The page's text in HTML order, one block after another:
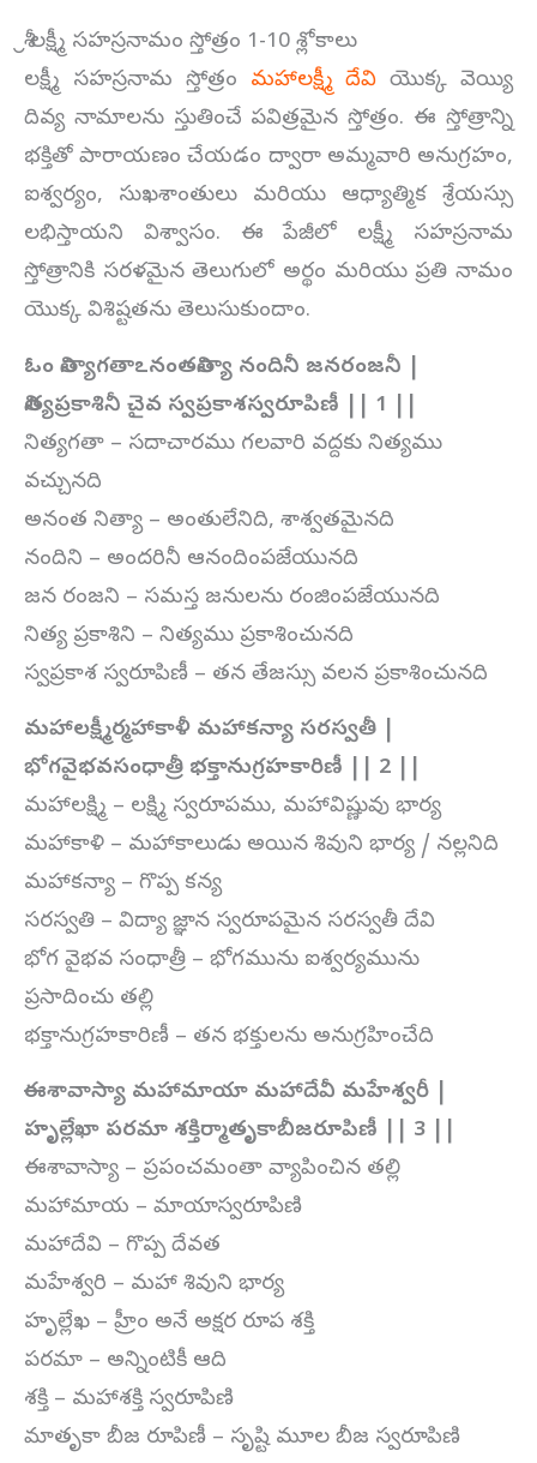
శ్రీ లక్ష్మీ సహస్రనామం స్తోత్రం 1-10 శ్లోకాలు
లక్ష్మీ సహస్రనామ స్తోత్రం మహాలక్ష్మీ దేవి యొక్క వెయ్యి
దివ్య నామాలను స్తుతించే పవిత్రమైన స్తోత్రం. ఈ స్తోత్రాన్ని
భక్తితో పారాయణం చేయడం ద్వారా అమ్మవారి అనుగ్రహం,
ఐశ్వర్యం, సుఖశాంతులు మరియు ఆధ్యాత్మిక శ్రేయస్సు
లభిస్తాయని విశ్వాసం. ఈ పేజీలో లక్ష్మీ సహస్రనామ
స్తోత్రానికి సరళమైన తెలుగులో అర్థం మరియు ప్రతి నామం
యొక్క విశిష్టతను తెలుసుకుందాం.
ఓం నిత్యాగతాఽనంతనిత్యా నందినీ జనరంజనీ |
నిత్యప్రకాశినీ చైవ స్వప్రకాశస్వరూపిణీ || 1 ||
నిత్యగతా – సదాచారము గలవారి వద్దకు నిత్యము
వచ్చునది
అనంత నిత్యా – అంతులేనిది, శాశ్వతమైనది
నందిని – అందరినీ ఆనందింపజేయునది
జన రంజని – సమస్త జనులను రంజింపజేయునది
నిత్య ప్రకాశిని – నిత్యము ప్రకాశించునది
స్వప్రకాశ స్వరూపిణీ – తన తేజస్సు వలన ప్రకాశించునది
మహాలక్ష్మీర్మహాకాళీ మహాకన్యా సరస్వతీ |
భోగవైభవసంధాత్రీ భక్తానుగ్రహకారిణీ || 2 ||
మహాలక్ష్మి – లక్ష్మి స్వరూపము, మహావిష్ణువు భార్య
మహాకాళి – మహాకాలుడు అయిన శివుని భార్య / నల్లనిది
మహాకన్యా – గొప్ప కన్య
సరస్వతి – విద్యా జ్ఞాన స్వరూపమైన సరస్వతీ దేవి
భోగ వైభవ సంధాత్రీ – భోగమును ఐశ్వర్యమును
ప్రసాదించు తల్లి
భక్తానుగ్రహకారిణీ – తన భక్తులను అనుగ్రహించేది
ఈశావాస్యా మహామాయా మహాదేవీ మహేశ్వరీ |
హృల్లేఖా పరమా శక్తిర్మాతృకాబీజరూపిణీ || 3 ||
ఈశావాస్యా – ప్రపంచమంతా వ్యాపించిన తల్లి
మహామాయ – మాయాస్వరూపిణి
మహాదేవి – గొప్ప దేవత
మహేశ్వరి – మహా శివుని భార్య
హృల్లేఖ – హ్రీం అనే అక్షర రూప శక్తి
పరమా – అన్నింటికీ ఆది
శక్తి – మహాశక్తి స్వరూపిణి
మాతృకా బీజ రూపిణీ – సృష్టి మూల బీజ స్వరూపిణి